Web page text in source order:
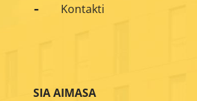
Kontakti
SIA AIMASA